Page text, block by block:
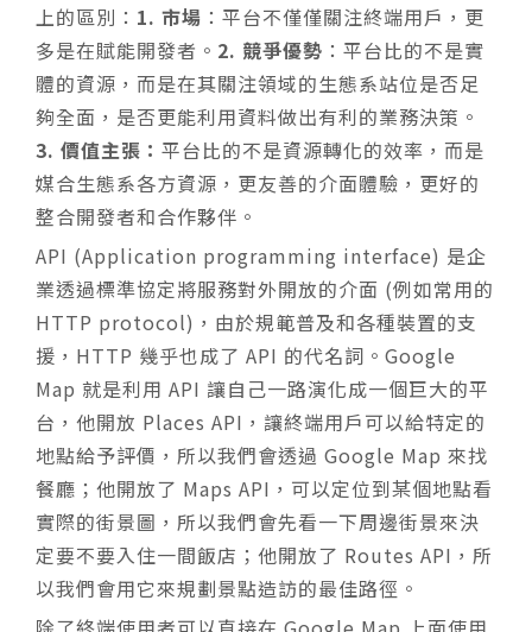
上的區別： 1. 市場 ：平台不僅僅關注終端用戶，更
多是在賦能開發者。 2. 競爭優勢 ：平台比的不是實
體的資源，而是在其關注領域的生態系站位是否足
夠全面，是否更能利用資料做出有利的業務決策。
3. 價值主張： 平台比的不是資源轉化的效率，而是
媒合生態系各方資源，更友善的介面體驗，更好的
整合開發者和合作夥伴。
API (Application programming interface) 是企
業透過標準協定將服務對外開放的介面 (例如常用的
HTTP protocol)，由於規範普及和各種裝置的支
援，HTTP 幾乎也成了 API 的代名詞。Google
Map 就是利用 API 讓自己一路演化成一個巨大的平
台，他開放 Places API，讓終端用戶可以給特定的
地點給予評價，所以我們會透過 Google Map 來找
餐廳；他開放了 Maps API，可以定位到某個地點看
實際的街景圖，所以我們會先看一下周邊街景來決
定要不要入住一間飯店；他開放了 Routes API，所
以我們會用它來規劃景點造訪的最佳路徑。